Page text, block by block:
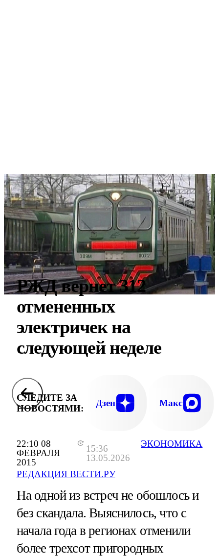
22:10 08
ФЕВРАЛЯ
2015
15:36
13.05.2026
РЕДАКЦИЯ ВЕСТИ.РУ
ЭКОНОМИКА
РЖД вернет 312
отмененных
электричек на
следующей неделе
СЛЕДИТЕ ЗА
НОВОСТЯМИ:
Дзен Макс
На одной из встреч не обошлось и
без скандала. Выяснилось, что с
начала года в регионах отменили
более трехсот пригородных